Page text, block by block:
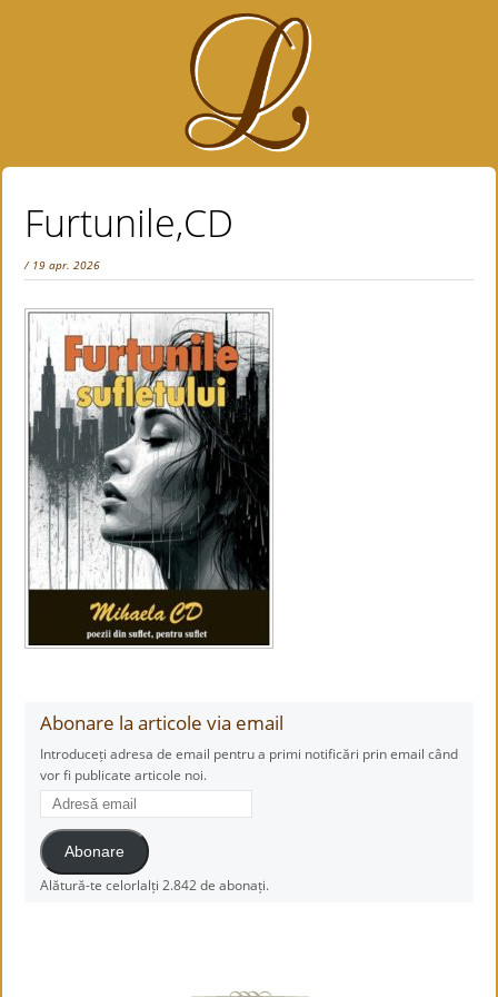
Furtunile,CD
/ 19 apr. 2026
Abonare la articole via email
Introduceți adresa de email pentru a primi notificări prin email când
vor fi publicate articole noi.
Adresă
email
Abonare
Alătură-te celorlalți 2.842 de abonați.